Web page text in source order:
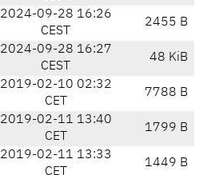
2024-09-28 16:26
CEST
2455 B
2024-09-28 16:27
CEST
48 KiB
2019-02-10 02:32
CET
7788 B
2019-02-11 13:40
CET
1799 B
2019-02-11 13:33
CET
1449 B